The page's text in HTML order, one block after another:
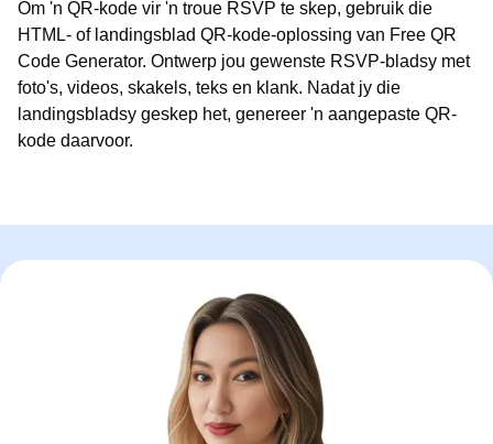
Om 'n QR-kode vir 'n troue RSVP te skep, gebruik die
HTML- of landingsblad QR-kode-oplossing van Free QR
Code Generator. Ontwerp jou gewenste RSVP-bladsy met
foto's, videos, skakels, teks en klank. Nadat jy die
landingsbladsy geskep het, genereer 'n aangepaste QR-
kode daarvoor.